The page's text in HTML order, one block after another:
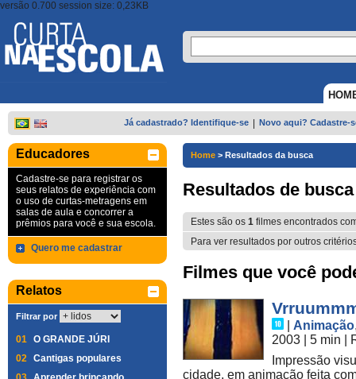
versão 0.700 session size: 0,23KB
Já cadastrado? Identifique-se Novo aqui? Cadastre-
Educadores
Cadastre-se para registrar os
seus relatos de experiência com
o uso de curtas-metragens em
salas de aula e concorrer a
prêmios para você e sua escola.
Quero me cadastrar
Relatos
Filtrar por
01 O GRANDE JÚRI
02 Cantigas populares
Home > Resultados da busca
Resultados de busca
Estes são os 1 filmes encontrados
Para ver resultados por outros
Filmes que você
Animação
2003
| 5 min
Impressão
cidade, em animação feita